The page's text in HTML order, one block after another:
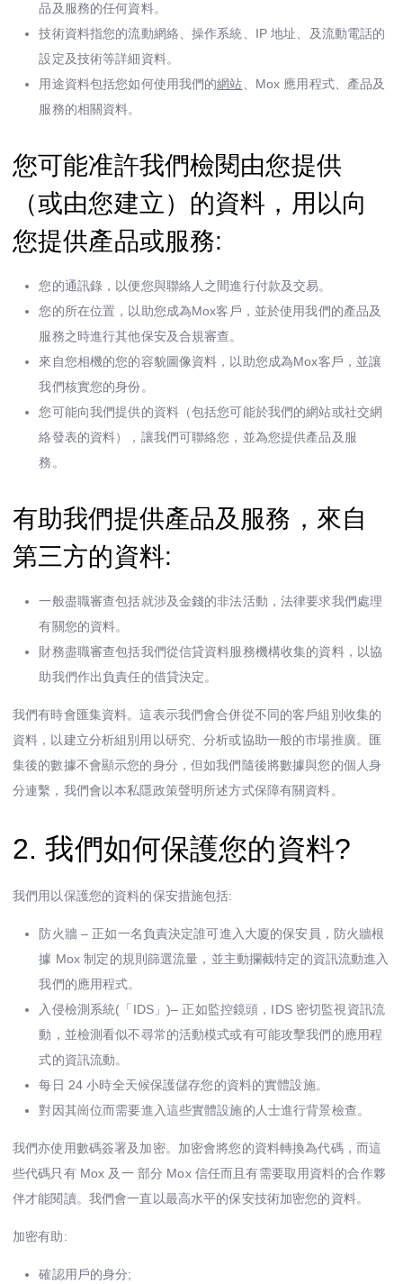
品及服務的任何資料。
技術資料指您的流動網絡、操作系統、IP 地址、及流動電話的
設定及技術等詳細資料。
用途資料包括您如何使用我們的網站 、Mox 應用程式、產品及
服務的相關資料。
您可能准許我們檢閱由您提供
（或由您建立）的資料，用以向
您提供產品或服務:
您的通訊錄，以便您與聯絡人之間進行付款及交易。
您的所在位置，以助您成為Mox客戶，並於使用我們的產品及
服務之時進行其他保安及合規審查。
來自您相機的您的容貌圖像資料，以助您成為Mox客戶，並讓
我們核實您的身份。
您可能向我們提供的資料（包括您可能於我們的網站或社交網
絡發表的資料），讓我們可聯絡您，並為您提供產品及服
務。
有助我們提供產品及服務，來自
第三方的資料:
一般盡職審查包括就涉及金錢的非法活動，法律要求我們處理
有關您的資料。
財務盡職審查包括我們從信貸資料服務機構收集的資料，以協
助我們作出負責任的借貸決定。
我們有時會匯集資料。這表示我們會合併從不同的客戶組別收集的
資料，以建立分析組別用以研究、分析或協助一般的市場推廣。匯
集後的數據不會顯示您的身分，但如我們隨後將數據與您的個人身
分連繫，我們會以本私隱政策聲明所述方式保障有關資料。
2. 我們如何保護您的資料?
我們用以保護您的資料的保安措施包括:
防火牆 – 正如一名負責決定誰可進入大廈的保安員，防火牆根
據 Mox 制定的規則篩選流量，並主動攔截特定的資訊流動進入
我們的應用程式。
入侵檢測系統(「IDS」)– 正如監控鏡頭，IDS 密切監視資訊流
動，並檢測看似不尋常的活動模式或有可能攻擊我們的應用程
式的資訊流動。
每日 24 小時全天候保護儲存您的資料的實體設施。
對因其崗位而需要進入這些實體設施的人士進行背景檢查。
我們亦使用數碼簽署及加密。加密會將您的資料轉換為代碼，而這
些代碼只有 Mox 及一 部分 Mox 信任而且有需要取用資料的合作夥
伴才能閱讀。我們會一直以最高水平的保安技術加密您的資料。
加密有助:
確認用戶的身分;